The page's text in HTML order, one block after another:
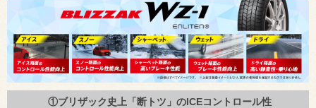
①ブリザック史上「断トツ」のICEコントロール性